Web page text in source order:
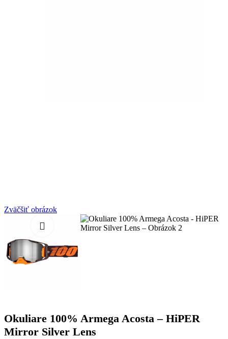
Zväčšiť obrázok
Okuliare 100% Armega Acosta – HiPER
Mirror Silver Lens